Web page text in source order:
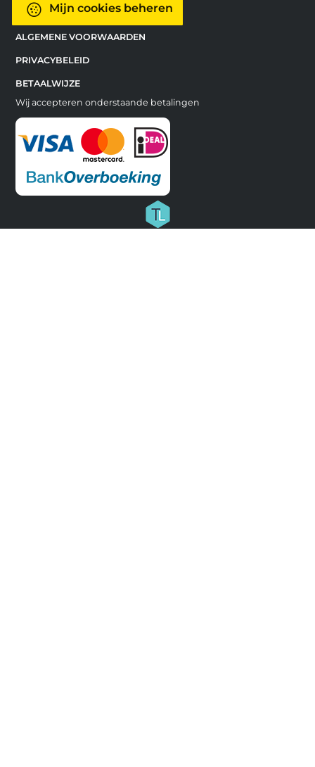
Mijn cookies beheren
ALGEMENE VOORWAARDEN
PRIVACYBELEID
BETAALWIJZE
Wij accepteren onderstaande betalingen